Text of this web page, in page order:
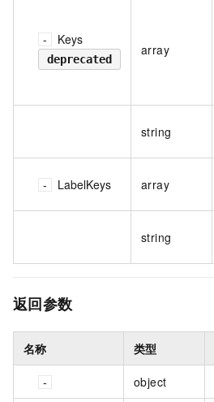
Keys
deprecated
array
string
LabelKeys array
string
返回参数
名称 类型
object